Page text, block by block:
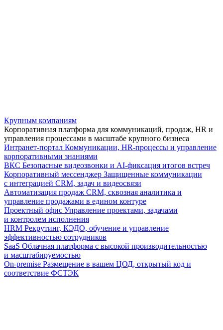
Крупным компаниям
Корпоративная платформа для коммуникаций, продаж, HR и
управления процессами в масштабе крупного бизнеса
Интранет-портал Коммуникации, HR-процессы и управление
корпоративными знаниями
ВКС Безопасные видеозвонки и AI-фиксация итогов встреч
Корпоративный мессенджер Защищенные коммуникации
с интеграцией CRM, задач и видеосвязи
Автоматизация продаж CRM, сквозная аналитика и
управление продажами в едином контуре
Проектный офис Управление проектами, задачами
и контролем исполнения
HRM Рекрутинг, КЭДО, обучение и управление
эффективностью сотрудников
SaaS Облачная платформа с высокой производительностью
и масштабируемостью
On-premise Размещение в вашем ЦОД, открытый код и
соответствие ФСТЭК